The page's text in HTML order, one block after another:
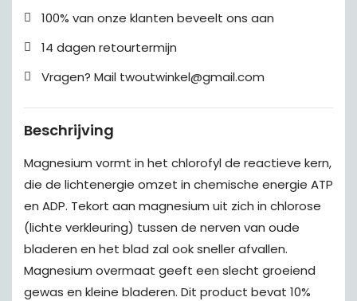
100% van onze klanten beveelt ons aan
14 dagen retourtermijn
Vragen? Mail twoutwinkel@gmail.com
Beschrijving
Magnesium vormt in het chlorofyl de reactieve kern,
die de lichtenergie omzet in chemische energie ATP
en ADP. Tekort aan magnesium uit zich in chlorose
(lichte verkleuring) tussen de nerven van oude
bladeren en het blad zal ook sneller afvallen.
Magnesium overmaat geeft een slecht groeiend
gewas en kleine bladeren. Dit product bevat 10%